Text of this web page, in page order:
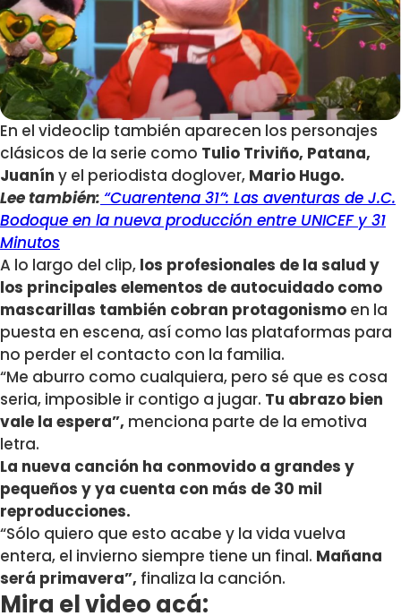
En el videoclip también aparecen los personajes
clásicos de la serie como Tulio Triviño, Patana,
Juanín y el periodista doglover, Mario Hugo.
Lee también: “Cuarentena 31”: Las aventuras de J.C.
Bodoque en la nueva producción entre UNICEF y 31
Minutos
A lo largo del clip, los profesionales de la salud y
los principales elementos de autocuidado como
mascarillas también cobran protagonismo en la
puesta en escena, así como las plataformas para
no perder el contacto con la familia.
“Me aburro como cualquiera, pero sé que es cosa
seria, imposible ir contigo a jugar. Tu abrazo bien
vale la espera”, menciona parte de la emotiva
letra.
La nueva canción ha conmovido a grandes y
pequeños y ya cuenta con más de 30 mil
reproducciones.
“Sólo quiero que esto acabe y la vida vuelva
entera, el invierno siempre tiene un final. Mañana
será primavera”, finaliza la canción.
Mira el video acá: